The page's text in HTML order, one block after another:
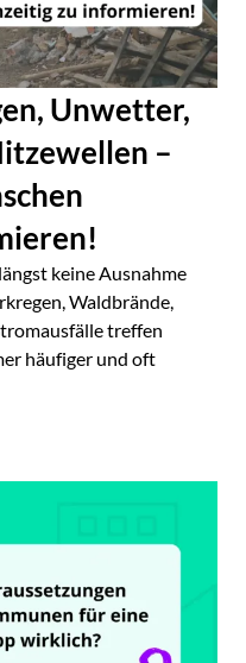
Unwetter,
–
keine Ausnahme
Waldbrände,
treffen
häufiger und oft